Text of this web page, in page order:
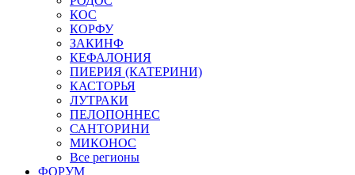
КОС
КОРФУ
ЗАКИНФ
КЕФАЛОНИЯ
ПИЕРИЯ (КАТЕРИНИ)
КАСТОРЬЯ
ЛУТРАКИ
ПЕЛОПОННЕС
САНТОРИНИ
МИКОНОС
Все регионы
ФОРУМ